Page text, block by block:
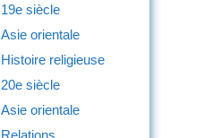
19e siècle
Asie orientale
Histoire religieuse
20e siècle
Asie orientale
Relations